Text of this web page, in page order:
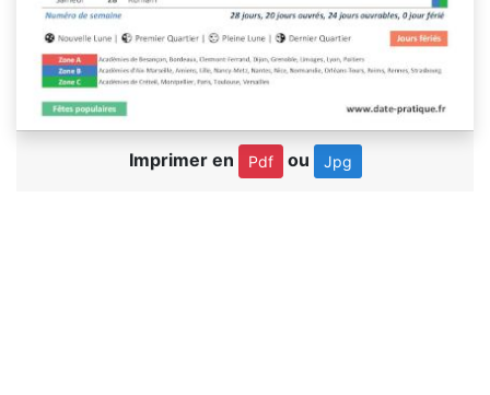
Imprimer en Pdf ou Jpg